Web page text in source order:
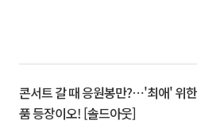
콘서트 갈 때 응원봉만?⋯'최애' 위
품 등장이오! [솔드아웃]